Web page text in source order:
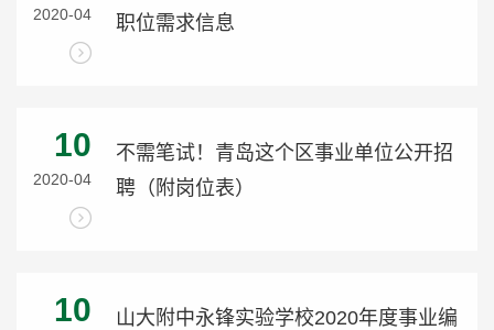
2020-04
职位需求信息
10
2020-04
不需笔试！青岛这个区事业单位公开招
聘（附岗位表）
10
山大附中永锋实验学校2020年度事业编